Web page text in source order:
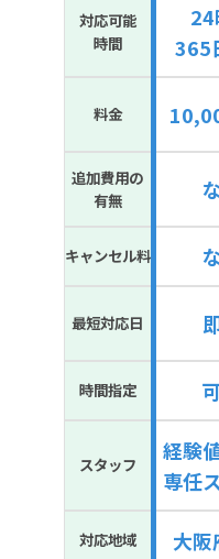
対応可能
時間
365
料金
追加費用の
有無
キャンセル料
最短対応日
時間指定
スタッフ
経験
専任
対応地域 大阪